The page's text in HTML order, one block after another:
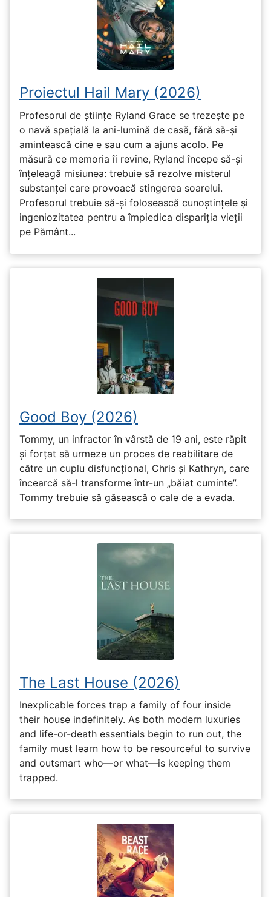
Proiectul Hail Mary (2026)
Profesorul de științe Ryland Grace se trezește pe
o navă spațială la ani-lumină de casă, fără să-și
amintească cine e sau cum a ajuns acolo. Pe
măsură ce memoria îi revine, Ryland începe să-și
înțeleagă misiunea: trebuie să rezolve misterul
substanței care provoacă stingerea soarelui.
Profesorul trebuie să-și folosească cunoștințele și
ingeniozitatea pentru a împiedica dispariția vieții
pe Pământ...
Good Boy (2026)
Tommy, un infractor în vârstă de 19 ani, este răpit
și forțat să urmeze un proces de reabilitare de
către un cuplu disfuncțional, Chris și Kathryn, care
încearcă să-l transforme într-un „băiat cuminte”.
Tommy trebuie să găsească o cale de a evada.
The Last House (2026)
Inexplicable forces trap a family of four inside
their house indefinitely. As both modern luxuries
and life-or-death essentials begin to run out, the
family must learn how to be resourceful to survive
and outsmart who—or what—is keeping them
trapped.